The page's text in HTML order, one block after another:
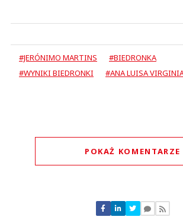
#JERÓNIMO MARTINS
#BIEDRONKA
#WYNIKI BIEDRONKI
#ANA LUISA
POKAŻ KOMENTARZE
Nie znaleziono komentarzy
Zostaw swoje